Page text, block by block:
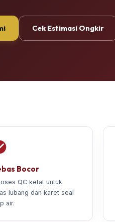
Cek Estimasi Ongkir
Bocor
QC ketat untuk
lubang dan karet seal
air.